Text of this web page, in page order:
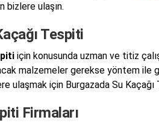
bizlere ulaşın.
Tespiti
için konusunda uzman ve titiz
malzemeler gerekse yöntem ile
ulaşmak için Burgazada Su
Firmaları